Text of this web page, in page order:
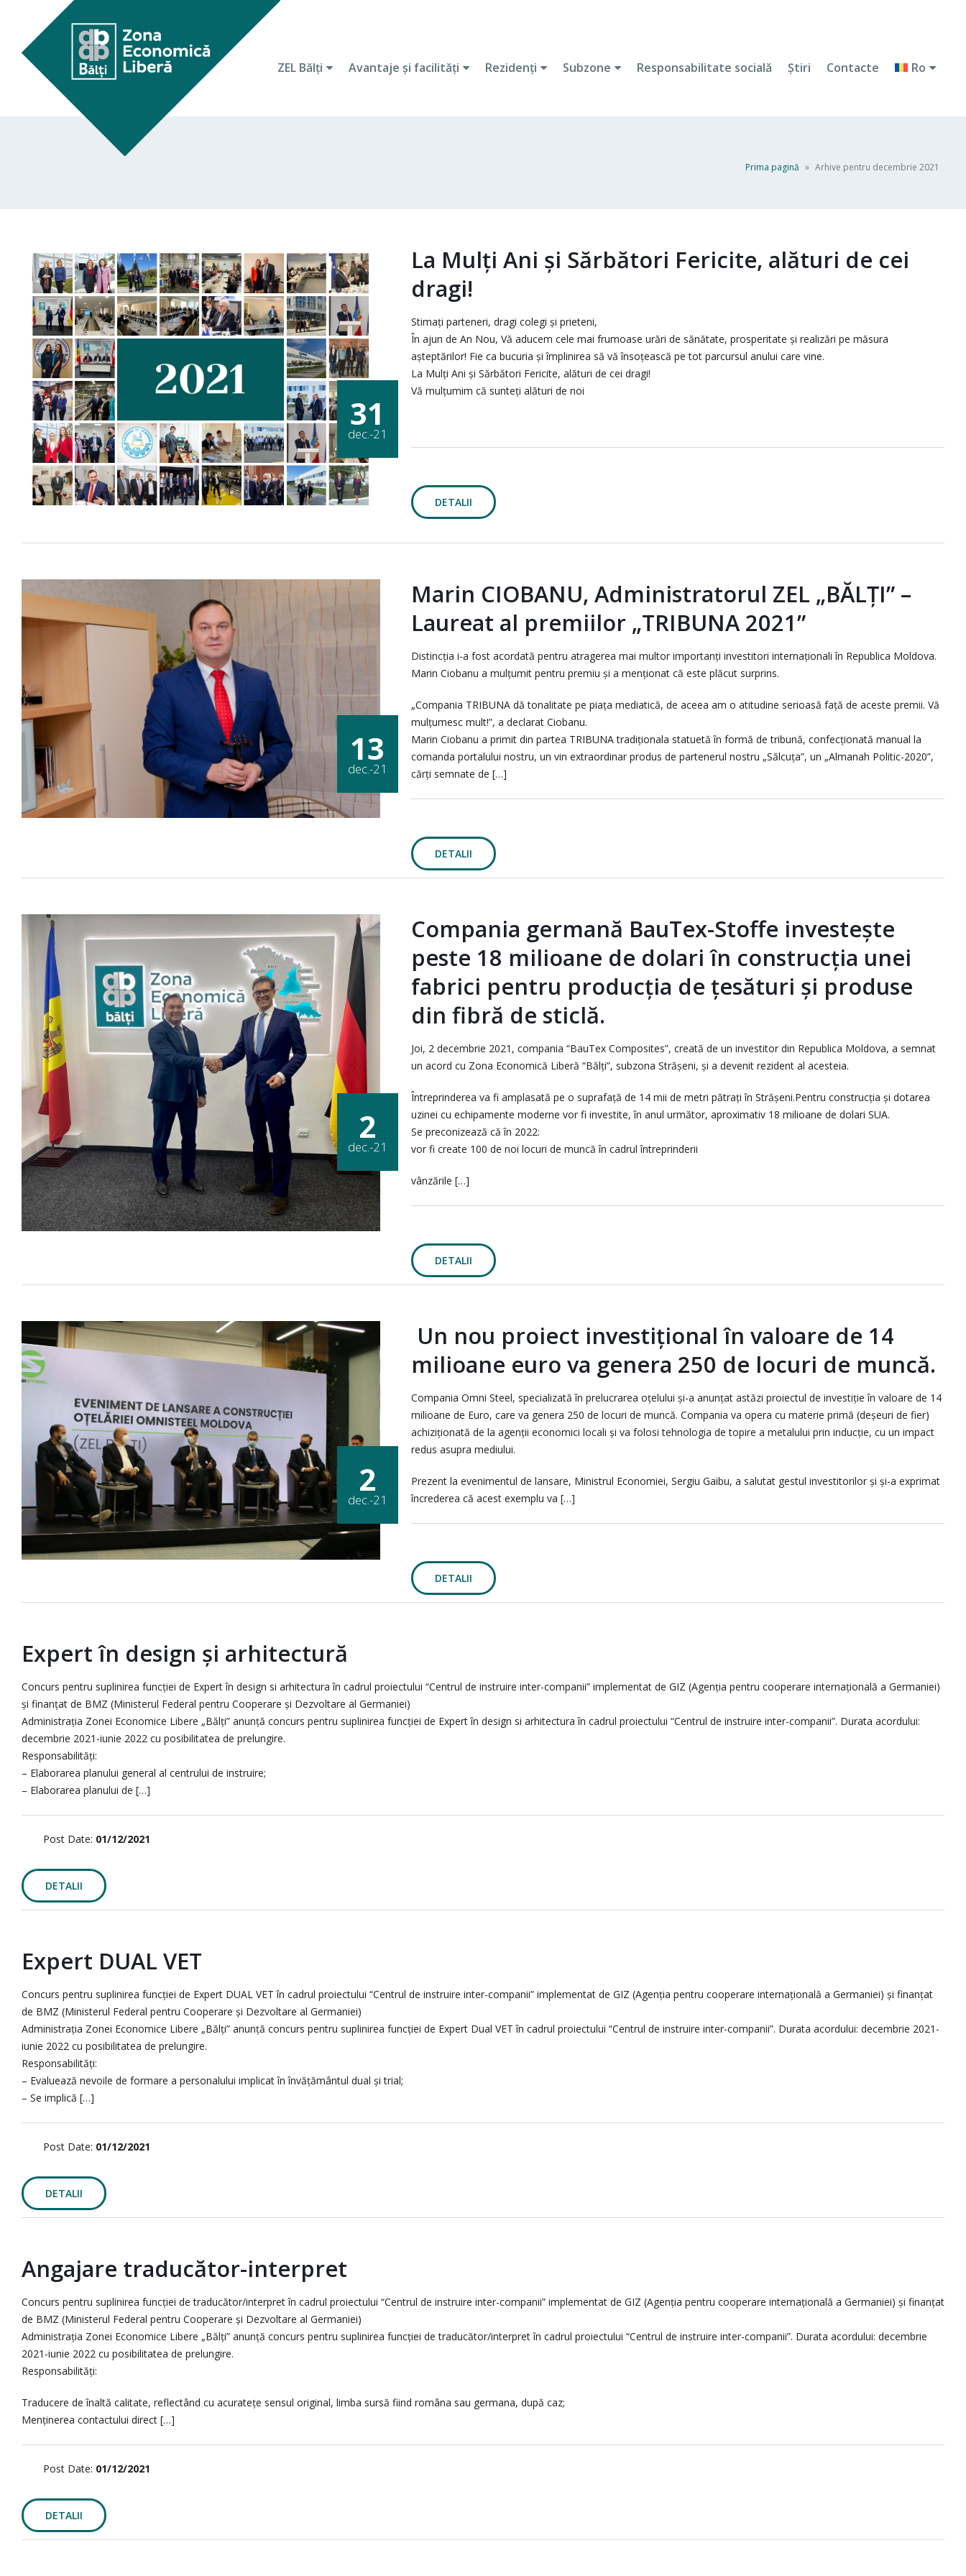
ZEL Bălţi Avantaje şi facilităţi Rezidenţi Subzone Responsabilitate socială Ştiri Contacte Ro
Prima pagină » Arhive pentru decembrie 2021
31
dec.-21
La Mulți Ani și Sărbători Fericite, alături de cei
dragi!
Stimați parteneri, dragi colegi și prieteni,
În ajun de An Nou, Vă aducem cele mai frumoase urări de sănătate, prosperitate și realizări pe măsura
așteptărilor! Fie ca bucuria și împlinirea să vă însoțească pe tot parcursul anului care vine.
La Mulți Ani și Sărbători Fericite, alături de cei dragi!
Vă mulțumim că sunteți alături de noi
DETALII
13
dec.-21
Marin CIOBANU, Administratorul ZEL „BĂLȚI” –
Laureat al premiilor „TRIBUNA 2021”
Distincția i-a fost acordată pentru atragerea mai multor importanți investitori internaționali în Republica Moldova.
Marin Ciobanu a mulțumit pentru premiu și a menționat că este plăcut surprins.
„Compania TRIBUNA dă tonalitate pe piața mediatică, de aceea am o atitudine serioasă față de aceste premii. Vă
mulțumesc mult!”, a declarat Ciobanu.
Marin Ciobanu a primit din partea TRIBUNA tradiţionala statuetă în formă de tribună, confecţionată manual la
comanda portalului nostru, un vin extraordinar produs de partenerul nostru „Sălcuţa”, un „Almanah Politic-2020”,
cărți semnate de […]
DETALII
2
dec.-21
Compania germană BauTex-Stoffe investește
peste 18 milioane de dolari în construcția unei
fabrici pentru producția de țesături și produse
din fibră de sticlă.
Joi, 2 decembrie 2021, compania “BauTex Composites”, creată de un investitor din Republica Moldova, a semnat
un acord cu Zona Economică Liberă “Bălți”, subzona Strășeni, și a devenit rezident al acesteia.
Întreprinderea va fi amplasată pe o suprafață de 14 mii de metri pătrați în Strășeni.Pentru construcția și dotarea
uzinei cu echipamente moderne vor fi investite, în anul următor, aproximativ 18 milioane de dolari SUA.
Se preconizează că în 2022:
vor fi create 100 de noi locuri de muncă în cadrul întreprinderii
vânzările […]
DETALII
2
dec.-21
Un nou proiect investițional în valoare de 14
milioane euro va genera 250 de locuri de muncă.
Compania Omni Steel, specializată în prelucrarea oțelului și-a anunțat astăzi proiectul de investiție în valoare de 14
milioane de Euro, care va genera 250 de locuri de muncă. Compania va opera cu materie primă (deșeuri de fier)
achiziționată de la agenții economici locali și va folosi tehnologia de topire a metalului prin inducție, cu un impact
redus asupra mediului.
Prezent la evenimentul de lansare, Ministrul Economiei, Sergiu Gaibu, a salutat gestul investitorilor și și-a exprimat
încrederea că acest exemplu va […]
DETALII
Expert în design și arhitectură
Concurs pentru suplinirea funcției de Expert în design si arhitectura în cadrul proiectului “Centrul de instruire inter-companii” implementat de GIZ (Agenția pentru cooperare internațională a Germaniei)
și finanțat de BMZ (Ministerul Federal pentru Cooperare și Dezvoltare al Germaniei)
Administrația Zonei Economice Libere „Bălți” anunță concurs pentru suplinirea funcției de Expert în design si arhitectura în cadrul proiectului “Centrul de instruire inter-companii”. Durata acordului:
decembrie 2021-iunie 2022 cu posibilitatea de prelungire.
Responsabilități:
– Elaborarea planului general al centrului de instruire;
– Elaborarea planului de […]
Post Date: 01/12/2021
DETALII
Expert DUAL VET
Concurs pentru suplinirea funcției de Expert DUAL VET în cadrul proiectului “Centrul de instruire inter-companii” implementat de GIZ (Agenția pentru cooperare internațională a Germaniei) și finanțat
de BMZ (Ministerul Federal pentru Cooperare și Dezvoltare al Germaniei)
Administrația Zonei Economice Libere „Bălți” anunță concurs pentru suplinirea funcției de Expert Dual VET în cadrul proiectului “Centrul de instruire inter-companii”. Durata acordului: decembrie 2021-
iunie 2022 cu posibilitatea de prelungire.
Responsabilități:
– Evaluează nevoile de formare a personalului implicat în învățământul dual și trial;
– Se implică […]
Post Date: 01/12/2021
DETALII
Angajare traducător-interpret
Concurs pentru suplinirea funcției de traducător/interpret în cadrul proiectului “Centrul de instruire inter-companii” implementat de GIZ (Agenția pentru cooperare internațională a Germaniei) și finanțat
de BMZ (Ministerul Federal pentru Cooperare și Dezvoltare al Germaniei)
Administrația Zonei Economice Libere „Bălți” anunță concurs pentru suplinirea funcției de traducător/interpret în cadrul proiectului “Centrul de instruire inter-companii”. Durata acordului: decembrie
2021-iunie 2022 cu posibilitatea de prelungire.
Responsabilități:
Traducere de înaltă calitate, reflectând cu acuratețe sensul original, limba sursă fiind româna sau germana, după caz;
Menținerea contactului direct […]
Post Date: 01/12/2021
DETALII